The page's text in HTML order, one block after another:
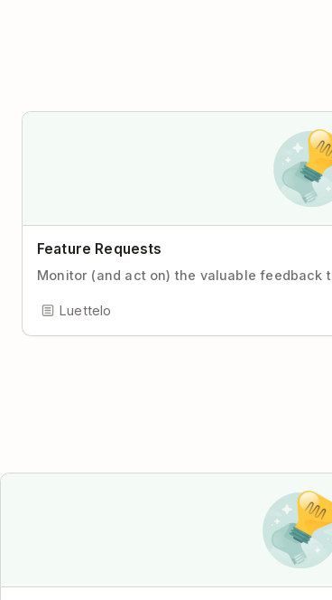
Feature Requests
Monitor (and act on) the valuable feedback
Luettelo